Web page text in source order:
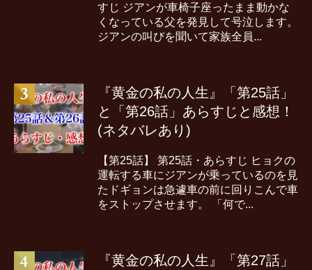
すじ ジアンが車椅子座ったまま動かな
くなっている父を発見して号泣します。
ジアンの叫びを聞いて家族全員...
『黄金の私の人生』「第25話」
と「第26話」あらすじと感想！
(ネタバレあり)
【第25話】 第25話・あらすじ ヒョクの
運転する車にジアンが乗っているのを見
たドギョンは急遽車の前に回りこんで車
をストップさせます。 「何で...
『黄金の私の人生』「第27話」